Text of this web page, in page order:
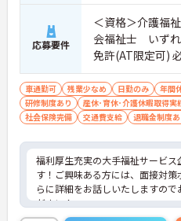
応募要件
＜資格＞介護福
会福祉士 いずれ
免許(AT限定可)
車通勤可 残業少なめ 日勤のみ 年間
研修制度あり
産休･育休･介護休暇取得実
社会保険完備
交通費支給 退職金制度あ
福利厚生充実の大手福祉サービス
す！ご興味ある方には、面接対策
らに詳細をお話しいたしますので
ださい！